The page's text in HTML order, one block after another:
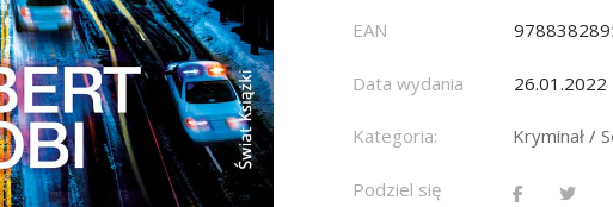
EAN
Data wydania 26.01.2022
Kategoria: Kryminał /
Podziel się